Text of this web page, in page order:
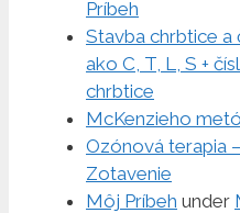
Príbeh
Stavba chrbtice a
ako C, T, L, S +
chrbtice
McKenzieho
Ozónová terapia
Zotavenie
Môj Príbeh under